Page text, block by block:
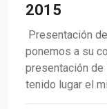
2015
Presentación
ponemos a su
presentación de
tenido lugar el